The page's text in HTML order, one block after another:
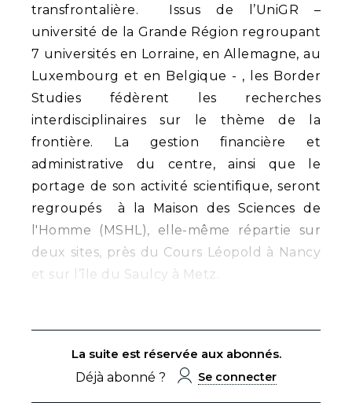
transfrontalière. Issus de l’UniGR –
université de la Grande Région regroupant
7 universités en Lorraine, en Allemagne, au
Luxembourg et en Belgique - , les Border
Studies fédèrent les recherches
interdisciplinaires sur le thème de la
frontière. La gestion financière et
administrative du centre, ainsi que le
portage de son activité scientifique, seront
regroupés à la Maison des Sciences de
l'Homme (MSHL), elle-même répartie sur
deux sites, près du Cours Léopold à Nancy
et sur l’île du Saulcy à Metz.
La suite est réservée aux abonnés.
Déjà abonné ?
Se connecter